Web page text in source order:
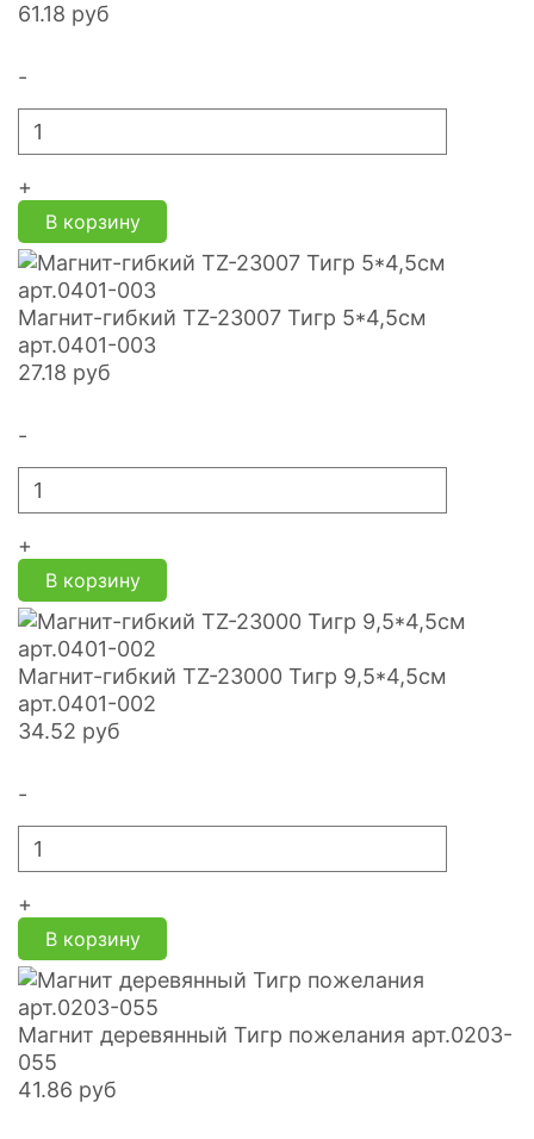
61.18 руб
-
+
В корзину
Магнит-гибкий TZ-23007 Тигр 5*4,5см
арт.0401-003
27.18 руб
-
+
В корзину
Магнит-гибкий TZ-23000 Тигр 9,5*4,5см
арт.0401-002
34.52 руб
-
+
В корзину
Магнит деревянный Тигр пожелания арт.0203-
055
41.86 руб